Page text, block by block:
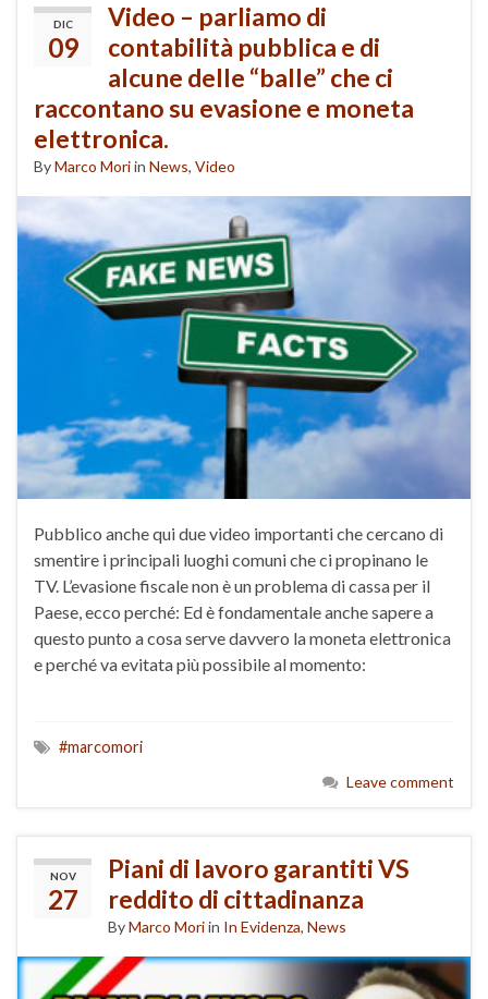
DIC
09
Video – parliamo di
contabilità pubblica e di
alcune delle “balle” che ci
raccontano su evasione e moneta
elettronica.
ByMarco Moriin News, Video
Pubblico anche qui due video importanti che cercano di
smentire i principali luoghi comuni che ci propinano le
TV. L’evasione fiscale non è un problema di cassa per il
Paese, ecco perché: Ed è fondamentale anche sapere a
questo punto a cosa serve davvero la moneta elettronica
e perché va evitata più possibile al momento:
#marcomori
Leave comment
NOV
27
Piani di lavoro garantiti VS
reddito di cittadinanza
ByMarco Moriin In Evidenza, News